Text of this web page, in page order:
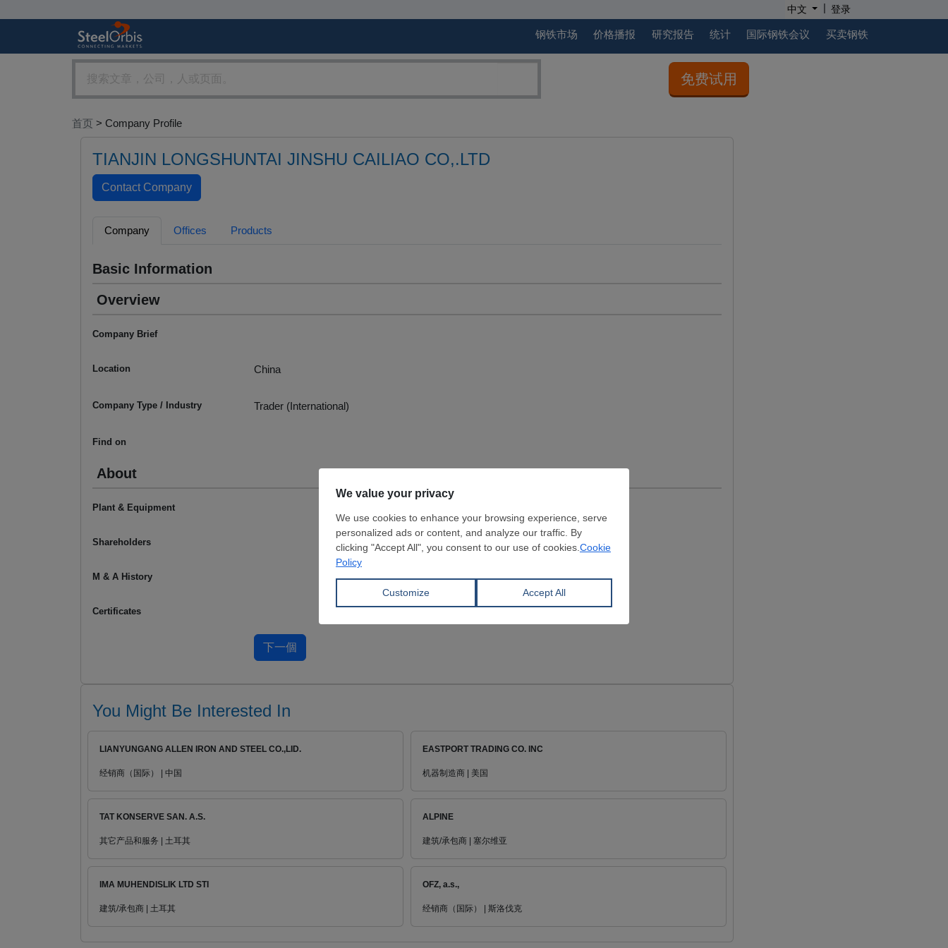
中文 | 登录
钢铁市场 价格播报 研究报告 统计 国际钢铁会议 买卖钢铁
免费试用
首页 > Company Profile
TIANJIN LONGSHUNTAI JINSHU CAILIAO CO,.LTD
Company Offices Products
Basic Information
Overview
Company Brief
Location China
Company Type / Industry Trader (International)
Find on
About
Plant & Equipment
Shareholders
M & A History
Certificates
You Might Be Interested In
LIANYUNGANG ALLEN IRON AND STEEL CO.,LID.
经销商（国际） | 中国
EASTPORT TRADING CO. INC
机器制造商 | 美国
TAT KONSERVE SAN. A.S.
其它产品和服务 | 土耳其
ALPINE
建筑/承包商 | 塞尔维亚
IMA MUHENDISLIK LTD STI
建筑/承包商 | 土耳其
OFZ, a.s.,
经销商（国际） | 斯洛伐克